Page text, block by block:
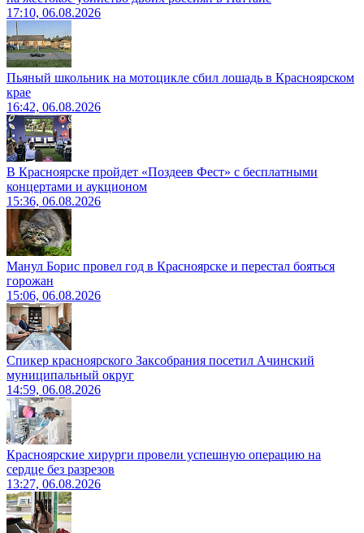
17:10, 06.08.2026
Пьяный школьник на мотоцикле сбил лошадь в Красноярском
крае
16:42, 06.08.2026
В Красноярске пройдет «Поздеев Фест» с бесплатными
концертами и аукционом
15:36, 06.08.2026
Манул Борис провел год в Красноярске и перестал бояться
горожан
15:06, 06.08.2026
Спикер красноярского Заксобрания посетил Ачинский
муниципальный округ
14:59, 06.08.2026
Красноярские хирурги провели успешную операцию на
сердце без разрезов
13:27, 06.08.2026